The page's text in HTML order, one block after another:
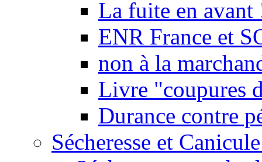
La fuite en avant
ENR France et
non à la
Livre "coupures
Durance contre
Sécheresse et